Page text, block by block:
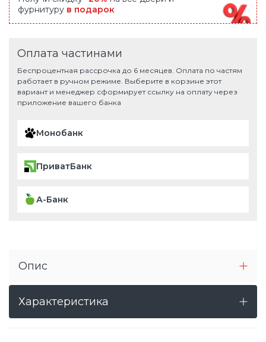
фурнитуру в подарок
Оплата частинами
Беспроцентная рассрочка до 6 месяцев. Оплата по частям
работает в ручном режиме. Выберите в корзине этот
вариант и менеджер сформирует ссылку на оплату через
приложение вашего банка
Монобанк
ПриватБанк
А-Банк
Опис
Характеристика